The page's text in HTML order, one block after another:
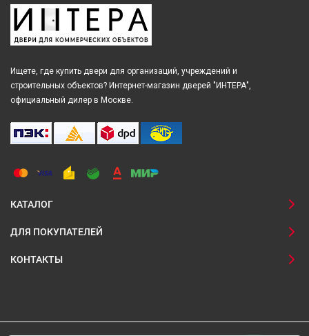
Ищете, где купить двери для организаций, учреждений и
строительных объектов? Интернет-магазин дверей "ИНТЕРА",
официальный дилер в Москве.
КАТАЛОГ
ДЛЯ ПОКУПАТЕЛЕЙ
КОНТАКТЫ